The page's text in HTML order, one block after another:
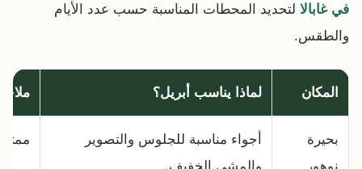
في غابالا لتحديد المحطات المناسبة حسب عدد الأيام
والطقس.
المكان لماذا يناسب أبريل؟
بحيرة
أجواء مناسبة للجلوس والتصوير